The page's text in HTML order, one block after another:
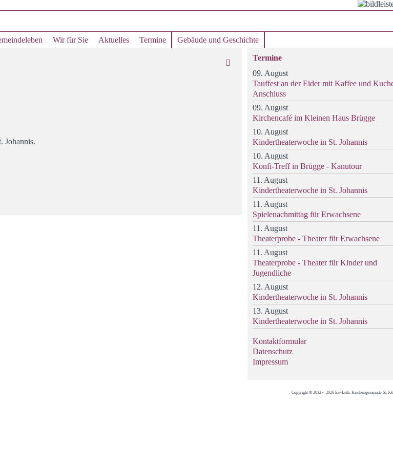
Wir für Sie Aktuelles Termine Gebäude und Geschichte
Johannis.
Termine
09. August
Tauffest an der Eider mit Kaffee und
Anschluss
09. August
Kirchencafé im Kleinen Haus Brügge
10. August
Kindertheaterwoche in St. Johannis
10. August
Konfi-Treff in Brügge - Kanutour
11. August
Kindertheaterwoche in St. Johannis
11. August
Spielenachmittag für Erwachsene
11. August
Theaterprobe - Theater für Erwachsene
11. August
Theaterprobe - Theater für Kinder und
Jugendliche
12. August
Kindertheaterwoche in St. Johannis
13. August
Kindertheaterwoche in St. Johannis
Kontaktformular
Datenschutz
Impressum
Copyright © 2012 - 2026 Ev.-Luth. Kirchengemeinde St.